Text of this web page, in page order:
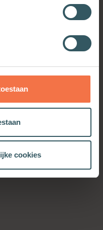
cookies
Meer informatie